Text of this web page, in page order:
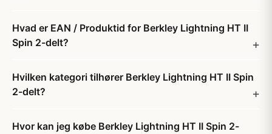
Hvad er EAN / Produktid for Berkley Lightning HT II
Spin 2-delt?
Hvilken kategori tilhører Berkley Lightning HT II Spin
2-delt?
Hvor kan jeg købe Berkley Lightning HT II Spin 2-